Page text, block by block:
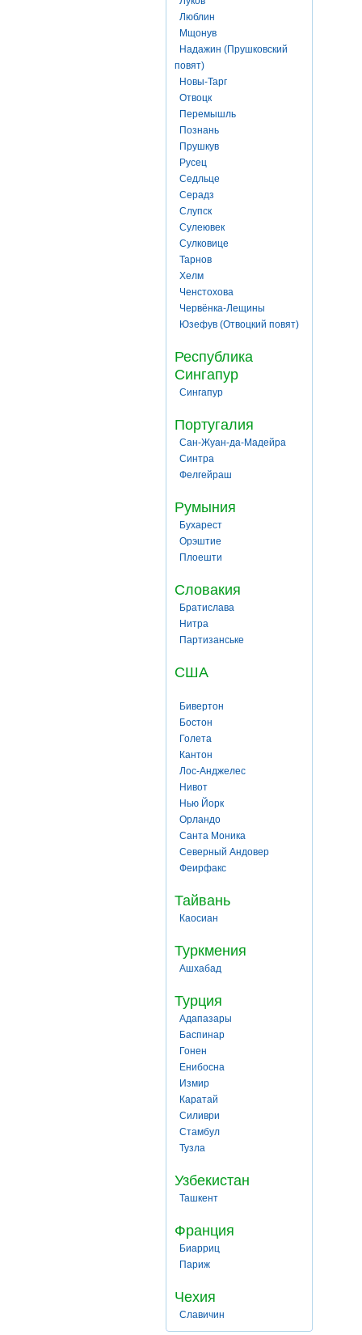
Люблин
Мщонув
Надажин (Прушковский
повят)
Новы-Тарг
Отвоцк
Перемышль
Познань
Прушкув
Русец
Седльце
Серадз
Слупск
Сулеювек
Сулковице
Тарнов
Хелм
Ченстохова
Червёнка-Лещины
Юзефув (Отвоцкий повят)
Республика
Сингапур
Сингапур
Португалия
Сан-Жуан-да-Мадейра
Синтра
Фелгейраш
Румыния
Бухарест
Орэштие
Плоешти
Словакия
Братислава
Нитра
Партизанське
США
Бивертон
Бостон
Голета
Кантон
Лос-Анджелес
Нивот
Нью Йорк
Орландо
Санта Моника
Северный Андовер
Феирфакс
Тайвань
Каосиан
Туркмения
Ашхабад
Турция
Адапазары
Баспинар
Гонен
Енибосна
Измир
Каратай
Силиври
Стамбул
Тузла
Узбекистан
Ташкент
Франция
Биарриц
Париж
Чехия
Славичин